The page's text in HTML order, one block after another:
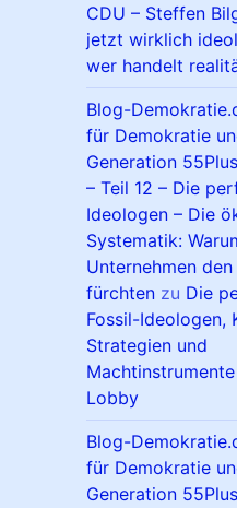
CDU – Steffen
jetzt wirklich
wer handelt
Blog-
für Demokratie
Generation
– Teil 12 – Die
Ideologen – Die
Systematik:
Unternehmen
fürchten zu Die
Fossil-Ideologen,
Strategien und
Lobby
Blog-
für Demokratie
Generation